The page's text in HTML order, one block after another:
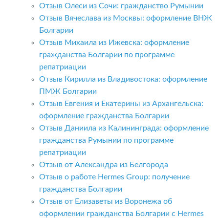
Отзыв Олеси из Сочи: гражданство Румынии
Отзыв Вячеслава из Москвы: оформление ВНЖ
Болгарии
Отзыв Михаила из Ижевска: оформление
гражданства Болгарии по программе
репатриации
Отзыв Кирилла из Владивостока: оформление
ПМЖ Болгарии
Отзыв Евгения и Екатерины из Архангельска:
оформление гражданства Болгарии
Отзыв Даниила из Калининграда: оформление
гражданства Румынии по программе
репатриации
Отзыв от Александра из Белгорода
Отзыв о работе Hermes Group: получение
гражданства Болгарии
Отзыв от Елизаветы из Воронежа об
оформлении гражданства Болгарии с Hermes